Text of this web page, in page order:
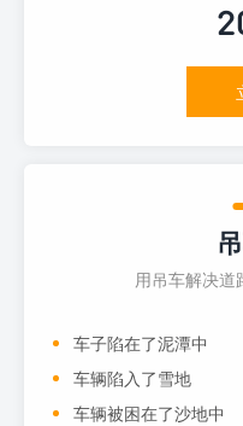
用吊车解决道
车子陷在了泥潭中
车辆陷入了雪地
车辆被困在了沙地中